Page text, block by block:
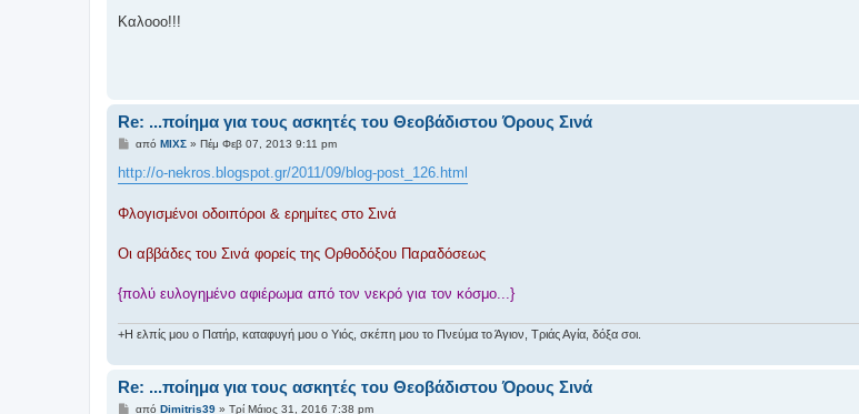
μ
Καλοοο!!!
Re: ...ποίημα για τους ασκητές του Θεοβάδιστου Όρους Σινά
Δ
μ
ο
ί
ε
σ
η
από ΜΙΧΣ» Πέμ Φεβ 07, 2013 9:11 pm
http://o-nekros.blogspot.gr/2011/09/blog-post_126.html
Φλογισμένοι οδοιπόροι & ερημίτες στο Σινά
Οι αββάδες του Σινά φορείς της Ορθοδόξου Παραδόσεως
{πολύ ευλογημένο αφιέρωμα από τον νεκρό για τον κόσμο...}
+Η ελπίς μου ο Πατήρ, καταφυγή μου ο Υιός, σκέπη μου το Πνεύμα το Άγιον, Τριάς Αγία, δόξα σοι.
Re: ...ποίημα για τους ασκητές του Θεοβάδιστου Όρους Σινά
Δαπό Dimitris39» Τρί Μάιος 31, 2016 7:38 pm